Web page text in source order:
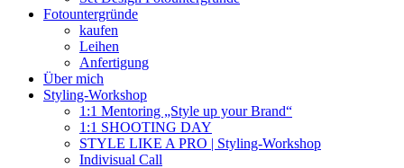
Fotountergründe
kaufen
Leihen
Anfertigung
Über mich
Styling-Workshop
1:1 Mentoring „Style up your Brand“
1:1 SHOOTING DAY
STYLE LIKE A PRO | Styling-Workshop
Indivisual Call